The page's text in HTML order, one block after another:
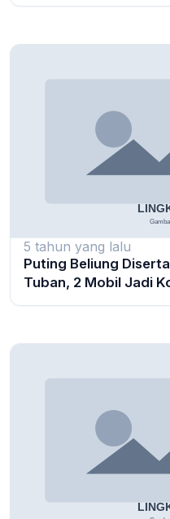
5 tahun yang lalu
Puting Beliung
Tuban, 2 Mobil Jadi